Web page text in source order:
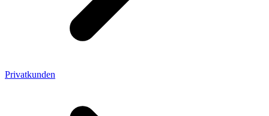
Privatkunden